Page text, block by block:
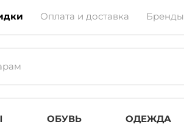
Оплата и доставка Бренды
ОБУВЬ ОДЕЖДА